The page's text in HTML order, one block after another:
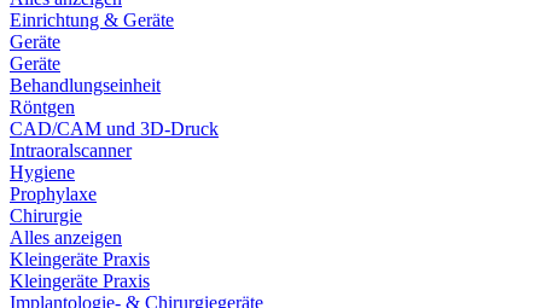
Einrichtung & Geräte
Geräte
Geräte
Behandlungseinheit
Röntgen
CAD/CAM und 3D-Druck
Intraoralscanner
Hygiene
Prophylaxe
Chirurgie
Alles anzeigen
Kleingeräte Praxis
Kleingeräte Praxis
Implantologie- & Chirurgiegeräte